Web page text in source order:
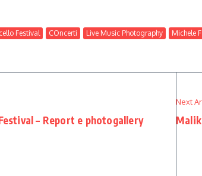
Festival COncerti Live Music Photography Michele
– Report e photogallery
Next